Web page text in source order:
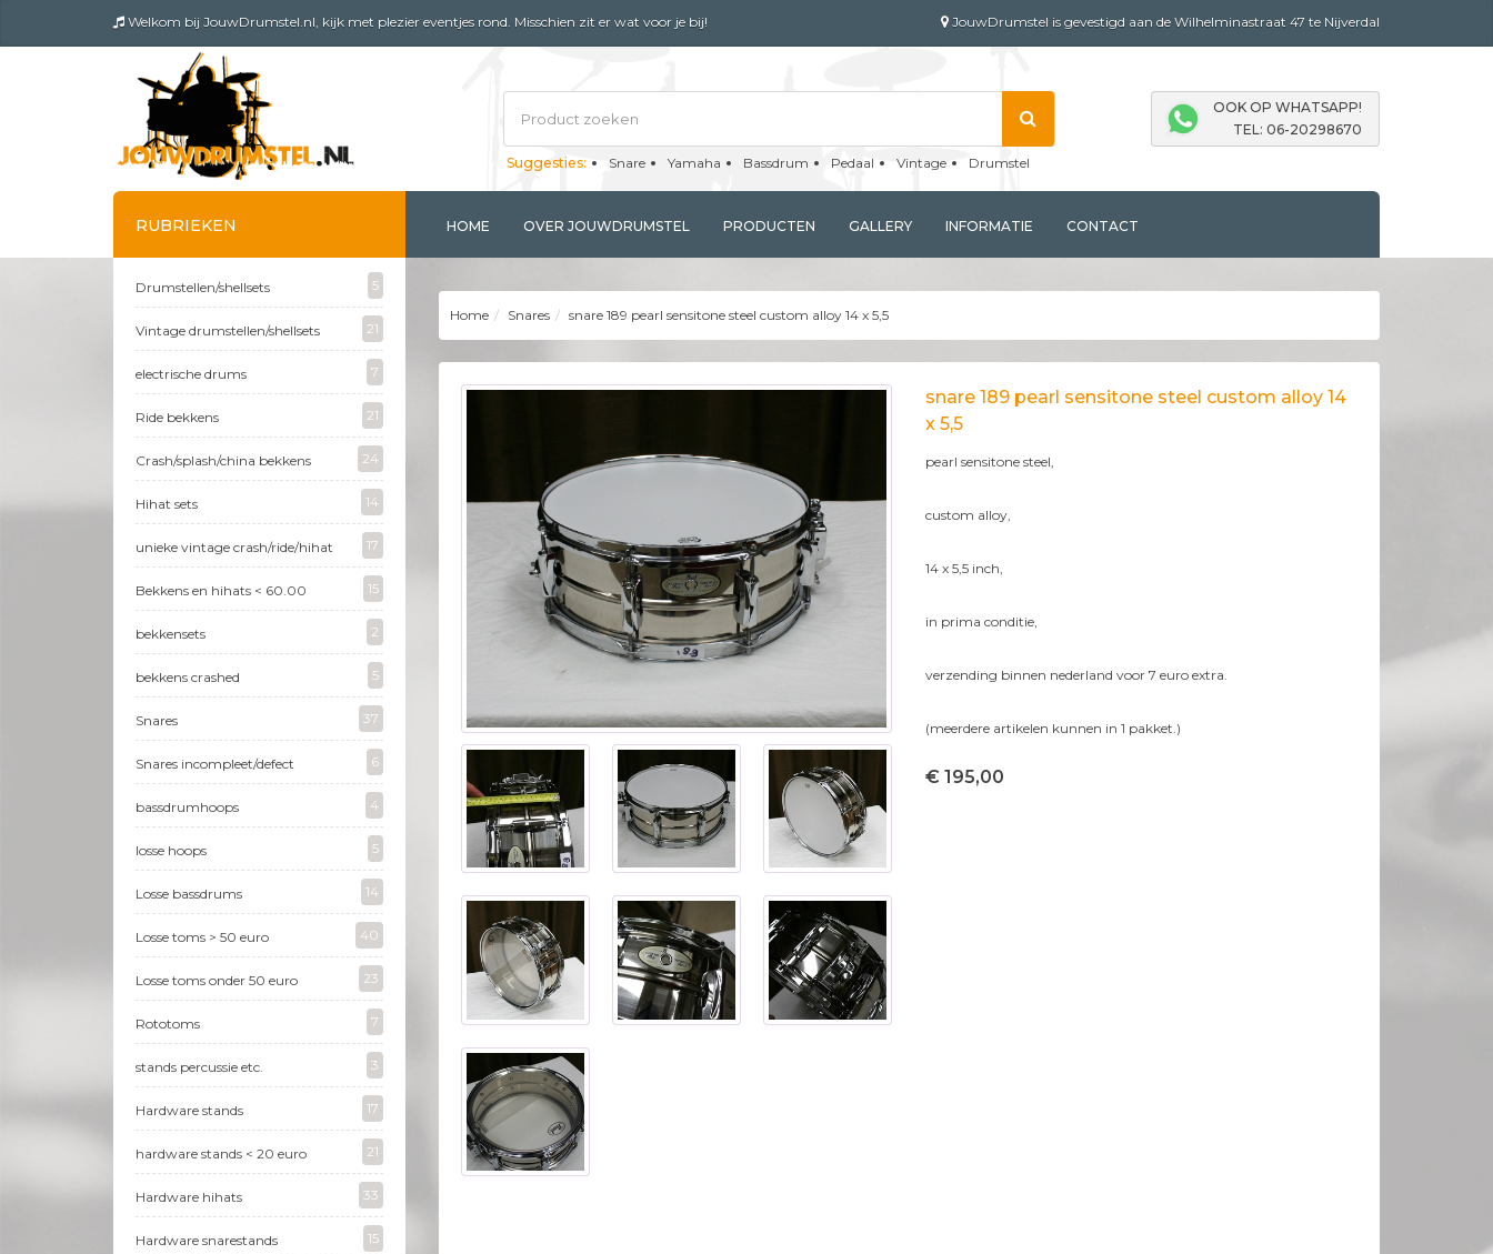
Welkom bij JouwDrumstel.nl, kijk met plezier eventjes rond. Misschien zit er wat voor je bij! JouwDrumstel is gevestigd aan de Wilhelminastraat 47 te Nijverdal
Suggesties: Snare Yamaha Bassdrum Pedaal Vintage Drumstel
OOK OP WHATSAPP!
TEL: 06-20298670
HOME OVER JOUWDRUMSTEL PRODUCTEN GALLERY INFORMATIE CONTACT
RUBRIEKEN
Drumstellen/shellsets 5
Vintage drumstellen/shellsets 21
electrische drums 7
Ride bekkens 21
Crash/splash/china bekkens 24
Hihat sets 14
unieke vintage crash/ride/hihat 17
Bekkens en hihats < 60.00 15
bekkensets 2
bekkens crashed 5
Snares 37
Snares incompleet/defect 6
bassdrumhoops 4
losse hoops 5
Losse bassdrums 14
Losse toms > 50 euro 40
Losse toms onder 50 euro 23
Rototoms 7
stands percussie etc. 3
Hardware stands 17
hardware stands < 20 euro 21
Hardware hihats 33
Hardware snarestands 15
Home Snares snare 189 pearl sensitone steel custom alloy 14 x 5,5
snare 189 pearl sensitone steel custom alloy 14
x 5,5
pearl sensitone steel,
custom alloy,
14 x 5,5 inch,
in prima conditie,
verzending binnen nederland voor 7 euro extra.
(meerdere artikelen kunnen in 1 pakket.)
€ 195,00